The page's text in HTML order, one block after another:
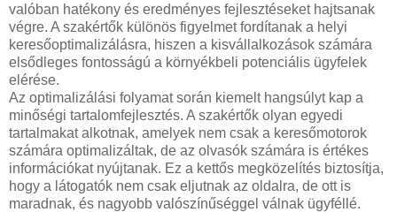
valóban hatékony és eredményes fejlesztéseket hajtsanak
végre. A szakértők különös figyelmet fordítanak a helyi
keresőoptimalizálásra, hiszen a kisvállalkozások számára
elsődleges fontosságú a környékbeli potenciális ügyfelek
elérése.
Az optimalizálási folyamat során kiemelt hangsúlyt kap a
minőségi tartalomfejlesztés. A szakértők olyan egyedi
tartalmakat alkotnak, amelyek nem csak a keresőmotorok
számára optimalizáltak, de az olvasók számára is értékes
információkat nyújtanak. Ez a kettős megközelítés biztosítja,
hogy a látogatók nem csak eljutnak az oldalra, de ott is
maradnak, és nagyobb valószínűséggel válnak ügyféllé.